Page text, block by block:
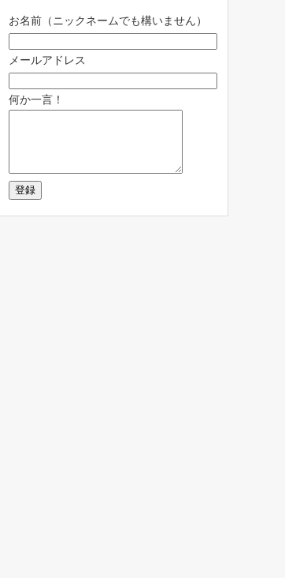
お名前（ニックネームでも構いません）
メールアドレス
何か一言！